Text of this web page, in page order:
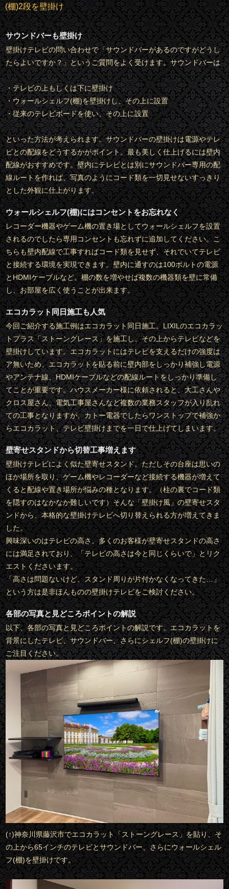
(棚)2段を壁掛け
サウンドバーも壁掛け
壁掛けテレビの問い合わせで「サウンドバーがあるのですがどうし
たらよいですか？」というご質問をよく受けます。サウンドバーは
・テレビの上もしくは下に壁掛け
・ウォールシェルフ(棚)を壁掛けし、その上に設置
・従来のテレビボードを使い、その上に設置
といった方法が考えられます。サウンドバーの壁掛けは電源やテレ
ビとの配線をどうするかがポイント。最も美しく仕上げるには壁内
配線がおすすめです。壁内にテレビとは別にサウンドバー専用の配
線ルートを作れば、写真のようにコード類を一切見せないすっきり
とした外観に仕上がります。
ウォールシェルフ(棚)にはコンセントをお忘れなく
レコーダー機器やゲーム機の置き場としてウォールシェルフを設置
されるのでしたら専用コンセントも忘れずに追加してください。こ
ちらも壁内配線で工事すればコード類を見せず、それでいてテレビ
と接続する環境を実現できます。壁内に通すのは100ボルトの電源
とHDMIケーブルなど。棚の数を増やせば複数の機器類を壁に常備
し、お部屋を広く使うことが出来ます。
エコカラット同日施工も人気
今回ご紹介する施工例はエコカラット同日施工。LIXILのエコカラッ
トプラス「ストーングレース」を施工し、その上からテレビなどを
壁掛けしています。エコカラットにはテレビを支えるだけの強度は
ア無いため、エコカラットを貼る前に壁内部をしっかり補強し電源
やアンテナ線、HDMIケーブルなどの配線ルートをしっかり準備し
てことが重要です。ハウスメーカー様に依頼されると、大工さんや
クロス屋さん、電気工事屋さんなど複数の業務スタッフが入り乱れ
ての工事となりますが、カトー電器でしたらワンストップで補強か
らエコカラット、テレビ壁掛けまでを一日で仕上げてしまいます。
壁寄せスタンドから切替工事増えます
壁掛けテレビによく似た壁寄せスタンド。ただしその台座は思いの
ほか場所を取り、ゲーム機やレコーダーなど接続する機器が増えて
くると配線や置き場所が悩みの種となります。（柱の裏でコード類
を隠すのはなかなか難しいです）そんな「壁掛け風」の壁寄せスタ
ンドから、本格的な壁掛けテレビへ切り替えられる方が増えてきま
した。
興味深いのはテレビの高さ。多くのお客様が壁寄せスタンドの高さ
には満足されており、「テレビの高さは今と同じくらいで」とリク
エストくださいます。
「高さは問題ないけど、スタンド周りが片付かなくなってきた…」
という方は是非ほんものの壁掛けテレビをご検討ください。
各部の写真と見どころポイントの解説
以下、各部の写真と見どころポイントの解説です。エコカラットを
背景にしたテレビ、サウンドバー、さらにシェルフ(棚)の壁掛けに
ご注目ください。
(↑)神奈川県藤沢市でエコカラット「ストーングレース」を貼り、そ
の上から65インチのテレビとサウンドバー、さらにウォールシェル
フ(棚)を壁掛けです。